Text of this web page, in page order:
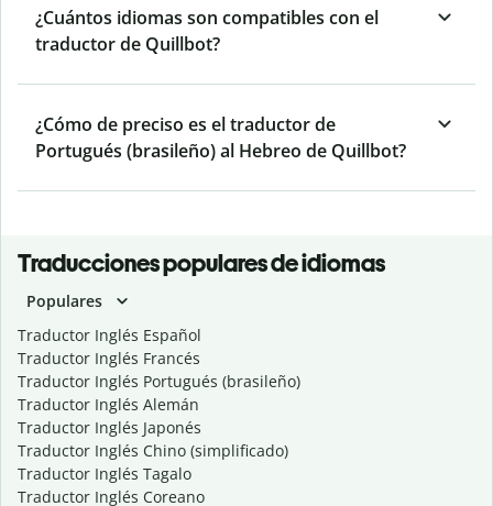
¿Cuántos idiomas son compatibles con el
traductor de Quillbot?
¿Cómo de preciso es el traductor de
Portugués (brasileño) al Hebreo de Quillbot?
Traducciones populares de idiomas
Populares
Traductor Inglés Español
Traductor Inglés Francés
Traductor Inglés Portugués (brasileño)
Traductor Inglés Alemán
Traductor Inglés Japonés
Traductor Inglés Chino (simplificado)
Traductor Inglés Tagalo
Traductor Inglés Coreano